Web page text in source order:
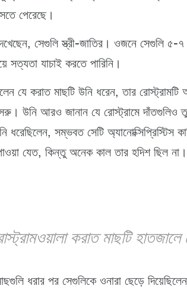
পেরেছে।
সেগুলি স্ত্রী-জাতির। ওজনে সেগুলি
সত্যতা যাচাই করতে পারিনি।
যে করাত মাছটি উনি ধরেন, তার
উনি আরও জানান যে রোস্ট্রামে দাঁতগুলিও
ধরেছিলেন, সম্ভবত সেটি অ্যানোক্সিপ্রিস্টিস
যেত, কিন্তু অনেক কাল তার হদিশ ছিল না।
করাত মাছটি
ধরার পর সেগুলিকে ওনারা ছেড়ে